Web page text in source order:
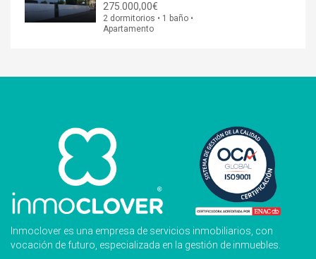
275.000,00€
2 dormitorios • 1 baño •
Apartamento
Inmoclover es una empresa de servicios inmobiliarios, con
vocación de futuro, especializada en la gestión de inmuebles.